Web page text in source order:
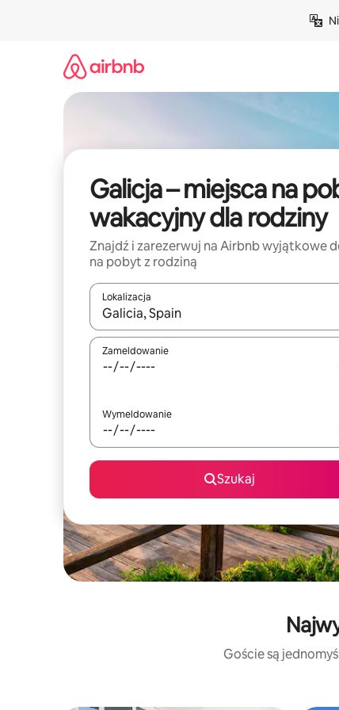
Galicja – miejsca na
wakacyjny dla rodziny
Znajdź i zarezerwuj na Airbnb wyjątkowe
na pobyt z rodziną
Lokalizacja
Gdy wyniki będą dostępne, możesz poruszać
Zameldowanie
Wymeldowanie
Szukaj
Goście są